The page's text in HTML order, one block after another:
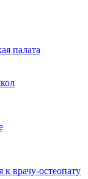
палата
врачу-остеопату